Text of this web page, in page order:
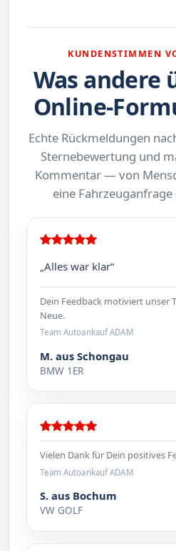
KUNDENSTIMMEN
Was andere
Online-
Echte Rückmeldungen
Sternebewertung und
Kommentar — von
eine
„Alles war klar“
Dein Feedback motiviert unser
Neue.
Team Autoankauf ADAM
M. aus Schongau
BMW 1ER
Vielen Dank für Dein positives
Team Autoankauf ADAM
S. aus Bochum
VW GOLF